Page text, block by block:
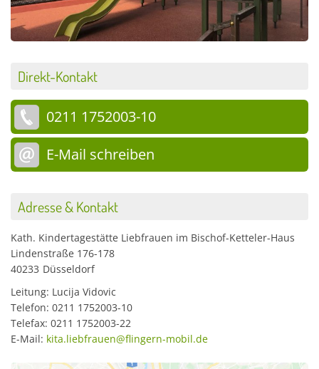
Direkt-Kontakt
0211 1752003-10
E-Mail schreiben
Adresse & Kontakt
Kath. Kindertagestätte Liebfrauen im Bischof-Ketteler-Haus
Lindenstraße 176-178
40233 Düsseldorf
Leitung: Lucija Vidovic
Telefon: 0211 1752003-10
Telefax: 0211 1752003-22
E-Mail: kita.liebfrauen@flingern-mobil.de